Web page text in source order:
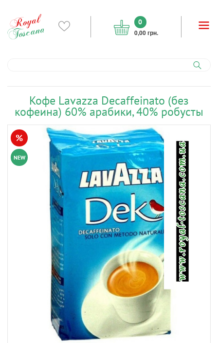
0
0,00 грн.
Кофе Lavazza Decaffeinato (без
кофеина) 60% арабики, 40% робусты
NEW
%